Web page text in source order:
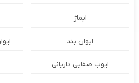
ایماژ
ایوان بند
ایوب صفایی داریانی